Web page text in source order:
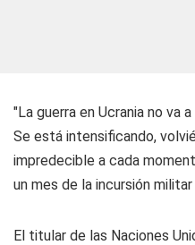
"La guerra en Ucrania no va
Se está intensificando,
impredecible a cada
un mes de la incursión
El titular de las Naciones